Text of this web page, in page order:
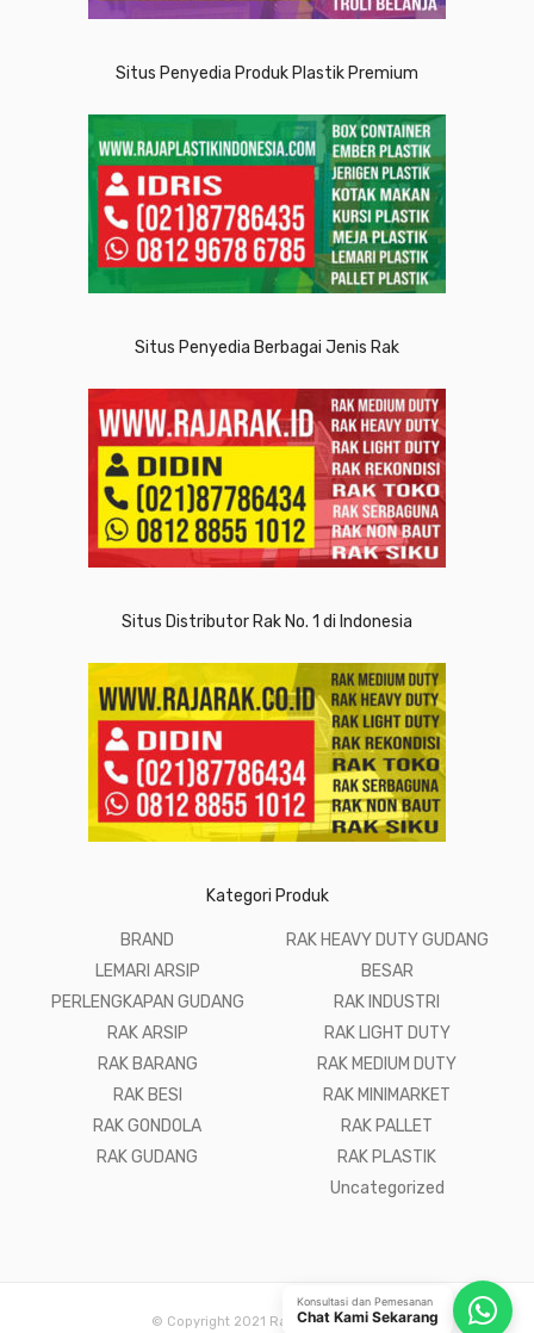
Situs Penyedia Produk Plastik Premium
Situs Penyedia Berbagai Jenis Rak
Situs Distributor Rak No. 1 di Indonesia
Kategori Produk
BRAND
LEMARI ARSIP
PERLENGKAPAN GUDANG
RAK ARSIP
RAK BARANG
RAK BESI
RAK GONDOLA
RAK GUDANG
RAK HEAVY DUTY GUDANG
BESAR
RAK INDUSTRI
RAK LIGHT DUTY
RAK MEDIUM DUTY
RAK MINIMARKET
RAK PALLET
RAK PLASTIK
Uncategorized
© Copyright 2021 Raja Rak Gudang
Konsultasi dan Pemesanan
Chat Kami Sekarang